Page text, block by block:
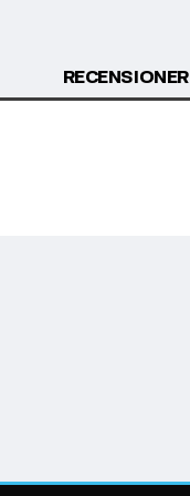
RECENSIONER